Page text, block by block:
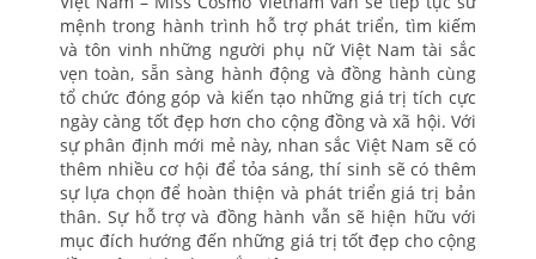
mệnh trong hành trình hỗ trợ phát triển, tìm kiếm
và tôn vinh những người phụ nữ Việt Nam tài sắc
vẹn toàn, sẵn sàng hành động và đồng hành cùng
tổ chức đóng góp và kiến tạo những giá trị tích cực
ngày càng tốt đẹp hơn cho cộng đồng và xã hội. Với
sự phân định mới mẻ này, nhan sắc Việt Nam sẽ có
thêm nhiều cơ hội để tỏa sáng, thí sinh sẽ có thêm
sự lựa chọn để hoàn thiện và phát triển giá trị bản
thân. Sự hỗ trợ và đồng hành vẫn sẽ hiện hữu với
mục đích hướng đến những giá trị tốt đẹp cho cộng